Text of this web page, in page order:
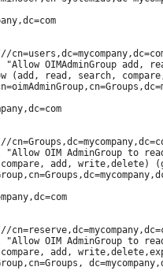
OIMAdminGroup add,
read, search,
OIM AdminGroup to
add, write,delete)
OIM AdminGroup to
add,